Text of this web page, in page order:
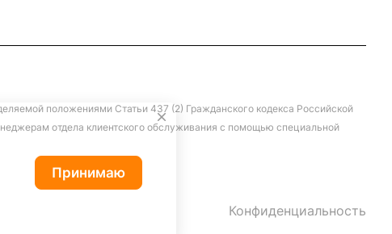
положениями Статьи 437 (2) Гражданского кодекса Российской
отдела клиентского обслуживания с помощью специальной
Конфиденциальность
Принимаю